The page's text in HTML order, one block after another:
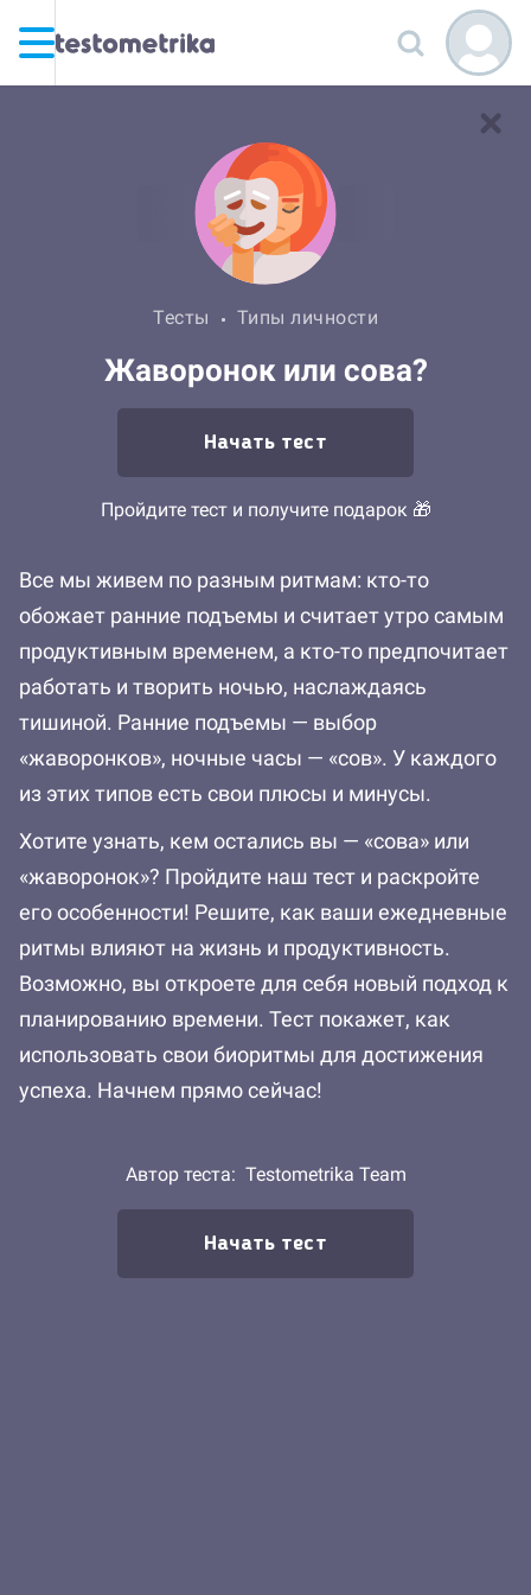
Тесты Типы личности
Жаворонок или сова?
Начать тест
Пройдите тест и получите подарок 🎁
Все мы живем по разным ритмам: кто-то
обожает ранние подъемы и считает утро самым
продуктивным временем, а кто-то предпочитает
работать и творить ночью, наслаждаясь
тишиной. Ранние подъемы — выбор
«жаворонков», ночные часы — «сов». У каждого
из этих типов есть свои плюсы и минусы.
Хотите узнать, кем остались вы — «сова» или
«жаворонок»? Пройдите наш тест и раскройте
его особенности! Решите, как ваши ежедневные
ритмы влияют на жизнь и продуктивность.
Возможно, вы откроете для себя новый подход к
планированию времени. Тест покажет, как
использовать свои биоритмы для достижения
успеха. Начнем прямо сейчас!
Автор теста: Testometrika Team
Начать тест